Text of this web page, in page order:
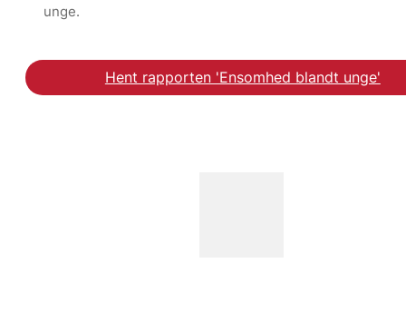
unge.
Hent rapporten 'Ensomhed blandt unge'